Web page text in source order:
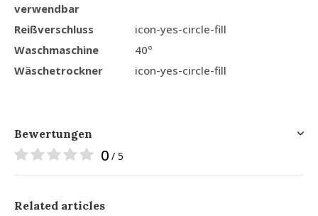
verwendbar
Reißverschluss
icon-yes-circle-fill
Waschmaschine
40º
Wäschetrockner
icon-yes-circle-fill
Bewertungen
0 / 5
Related articles